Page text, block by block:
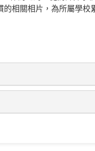
相關相片，為所屬學校